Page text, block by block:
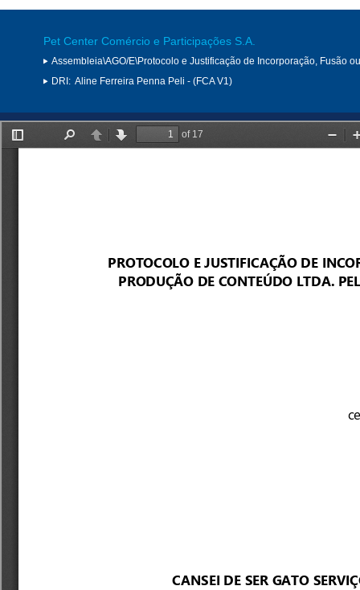
Pet Center Comércio e Participações S.A.
Assembleia\AGO/E\Protocolo e Justificação de Incorporação, Fusão
DRI: Aline Ferreira Penna Peli - (FCA V1)